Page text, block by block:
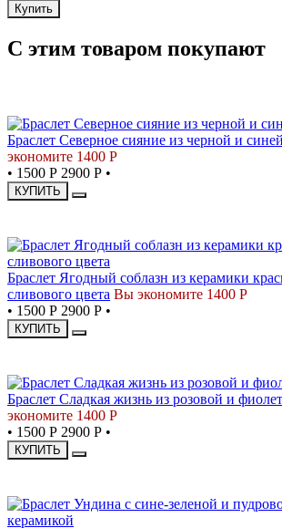
Купить
С этим товаром покупают
Браслет Северное сияние из черной и
экономите 1400 Р
• 1500 Р 2900 Р •
КУПИТЬ
Браслет Ягодный соблазн из керамики
сливового цвета Вы экономите 1400 Р
• 1500 Р 2900 Р •
КУПИТЬ
Браслет Сладкая жизнь из розовой и
экономите 1400 Р
• 1500 Р 2900 Р •
КУПИТЬ